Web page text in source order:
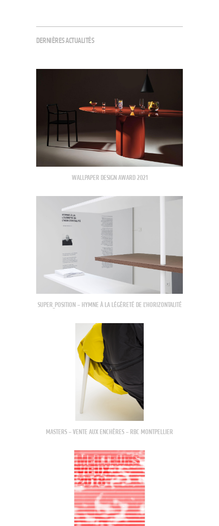
DERNIÈRES ACTUALITÉS
WALLPAPER DESIGN AWARD 2021
SUPER_POSITION – HYMNE À LA LÉGÈRETÉ DE L’HORIZONTALITÉ
MASTERS – VENTE AUX ENCHÈRES – RBC MONTPELLIER